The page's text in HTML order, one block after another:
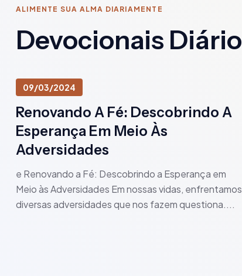
ALIMENTE SUA ALMA DIARIAMENTE
Devocionais Diário
09/03/2024
Renovando A Fé: Descobrindo A
Esperança Em Meio Às
Adversidades
e Renovando a Fé: Descobrindo a Esperança em
Meio às Adversidades Em nossas vidas, enfrentamos
diversas adversidades que nos fazem questiona....